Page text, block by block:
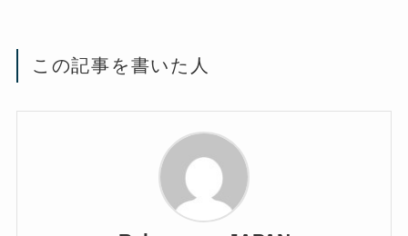
この記事を書いた人